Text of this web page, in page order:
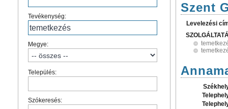
Tevékenység:
Megye:
Település:
Szókeresés:
Szent
Levelezési